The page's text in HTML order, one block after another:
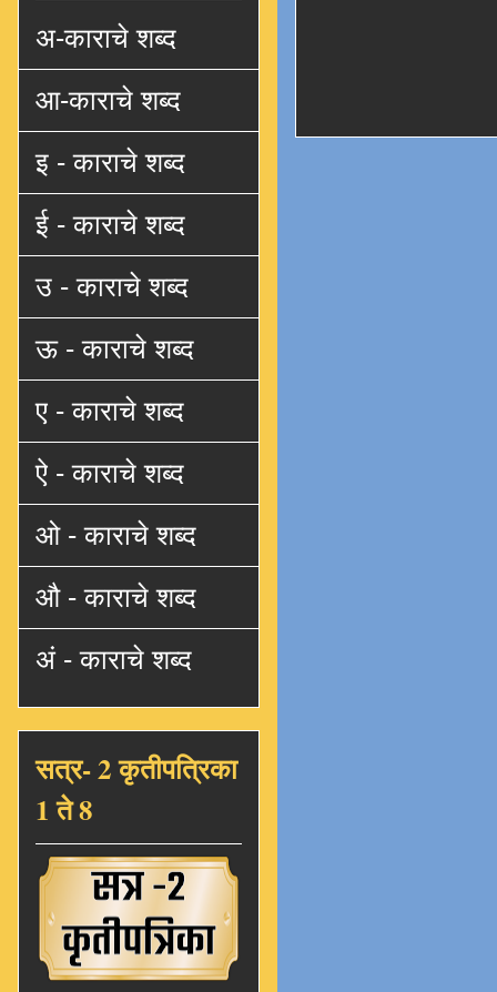
अ-काराचे शब्द
आ-काराचे शब्द
इ - काराचे शब्द
ई - काराचे शब्द
उ - काराचे शब्द
ऊ - काराचे शब्द
ए - काराचे शब्द
ऐ - काराचे शब्द
ओ - काराचे शब्द
औ - काराचे शब्द
अं - काराचे शब्द
सत्र- 2 कृतीपत्रिका
1 ते 8